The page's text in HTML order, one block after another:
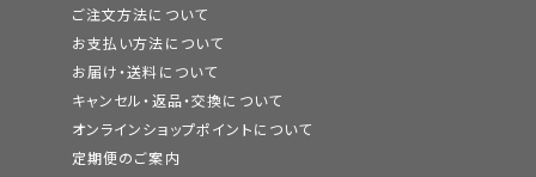
ご注文方法について
お支払い方法について
お届け・送料について
キャンセル・返品・交換について
オンラインショップポイントについて
定期便のご案内